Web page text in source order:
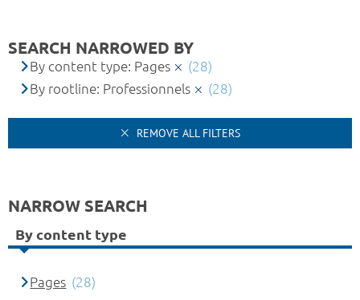
SEARCH NARROWED BY
By content type: Pages
(28)
By rootline: Professionnels
(28)
REMOVE ALL FILTERS
NARROW SEARCH
By content type
Pages (28)